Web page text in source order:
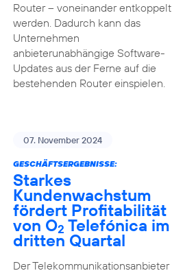
Router – voneinander entkoppelt
werden. Dadurch kann das
Unternehmen
anbieterunabhängige Software-
Updates aus der Ferne auf die
bestehenden Router einspielen.
07. November 2024
GESCHÄFTSERGEBNISSE:
Starkes
Kundenwachstum
fördert Profitabilität
von O2 Telefónica im
dritten Quartal
Der Telekommunikationsanbieter